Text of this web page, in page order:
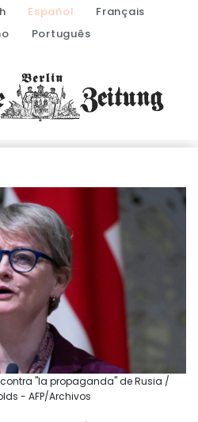
Español
Français
Português
"la propaganda" de Rusia /
- AFP/Archivos